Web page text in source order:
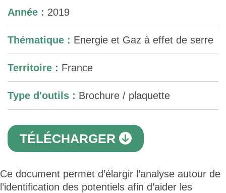
Année : 2019
Thématique : Energie et Gaz à effet de serre
Territoire : France
Type d'outils : Brochure / plaquette
TÉLÉCHARGER
Ce document permet d’élargir l’analyse autour de
l’identification des potentiels afin d’aider les